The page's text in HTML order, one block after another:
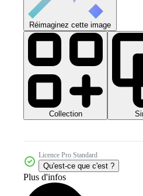
Réimaginez cette image
Collection
Licence Pro Standard
Qu'est-ce que c'est ?
Plus d'infos